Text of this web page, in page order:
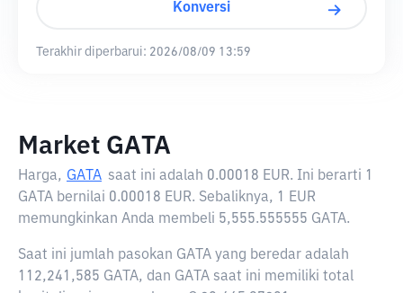
Konversi
Terakhir diperbarui: 2026/08/09 13:59
Market GATA
Harga, GATA saat ini adalah 0.00018 EUR. Ini berarti 1
GATA bernilai 0.00018 EUR. Sebaliknya, 1 EUR
memungkinkan Anda membeli 5,555.555555 GATA.
Saat ini jumlah pasokan GATA yang beredar adalah
112,241,585 GATA, dan GATA saat ini memiliki total